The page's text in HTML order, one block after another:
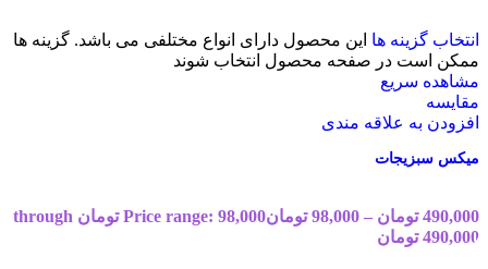
انتخاب گزینه ها این محصول دارای انواع مختلفی می باشد. گزینه ها
ممکن است در صفحه محصول انتخاب شوند
مشاهده سریع
مقایسه
افزودن به علاقه مندی
میکس سبزیجات
490,000 تومان –
98,000 تومان
Price range: 98,000 تومان through
490,000 تومان